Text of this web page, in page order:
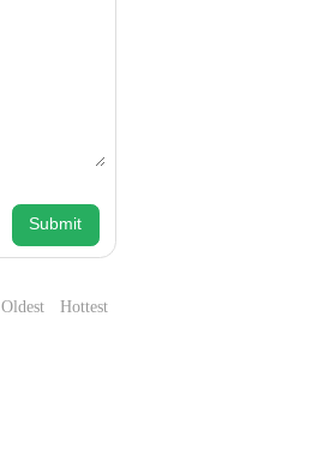
Submit
Oldest Hottest